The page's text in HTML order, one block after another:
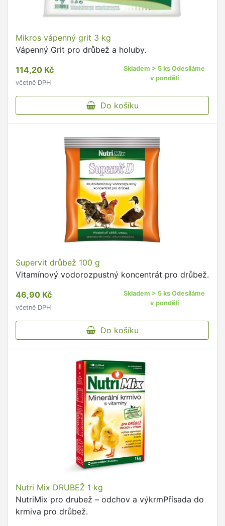
Mikros vápenný grit 3 kg
Vápenný Grit pro drůbež a holuby.
114,20 Kč
včetně DPH
Skladem > 5 ks Odesíláme
v pondělí
Do košíku
Supervit drůbež 100 g
Vitamínový vodorozpustný koncentrát pro drůbež.
46,90 Kč
včetně DPH
Skladem > 5 ks Odesíláme
v pondělí
Do košíku
Nutri Mix DRUBEŽ 1 kg
NutriMix pro drubež – odchov a výkrmPřísada do
krmiva pro drůbež.